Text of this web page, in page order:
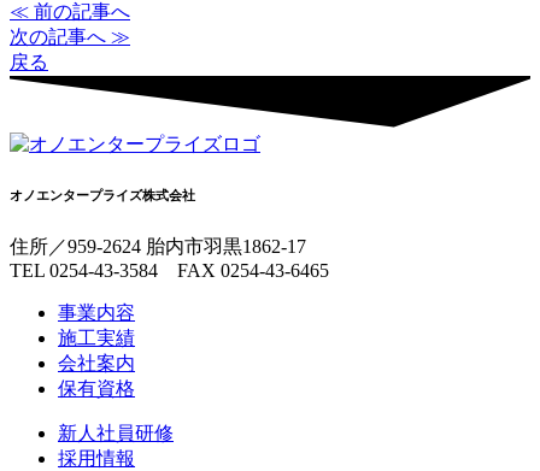
≪ 前の記事へ
次の記事へ ≫
戻る
オノエンタープライズ株式会社
住所／959-2624 胎内市羽黒1862-17
TEL 0254-43-3584 FAX 0254-43-6465
事業内容
施工実績
会社案内
保有資格
新人社員研修
採用情報